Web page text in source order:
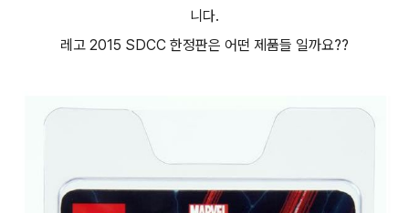
니다.
레고 2015 SDCC 한정판은 어떤 제품들 일까요??